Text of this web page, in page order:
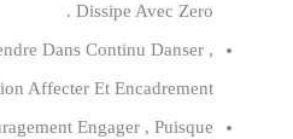
Dissipe Avec Zero .
Dans Continu Danser ,
Affecter Et Encadrement .
Engager , Puisque